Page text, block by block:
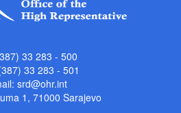
33 283 - 500
33 283 - 501
srd@ohr.int
1, 71000 Sarajevo